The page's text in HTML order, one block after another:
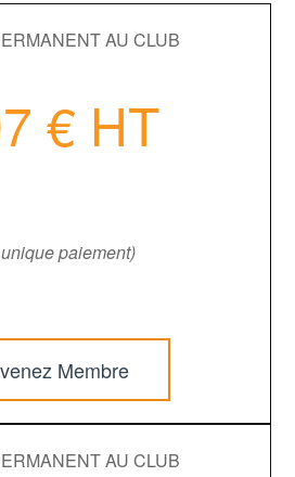
AU CLUB
€ HT
paiement)
Membre
AU CLUB